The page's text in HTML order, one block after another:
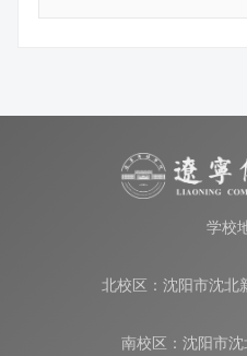
学校
北校区：沈阳市沈北
南校区：沈阳市